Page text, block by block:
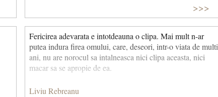
>>>
Fericirea adevarata e intotdeauna o clipa. Mai mult n-ar
putea indura firea omului, care, deseori, intr-o viata de multi
ani, nu are norocul sa intalneasca nici clipa aceasta, nici
macar sa se apropie de ea.
Liviu Rebreanu